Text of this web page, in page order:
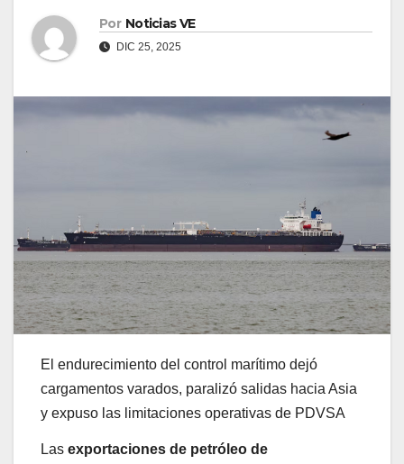
Por Noticias VE
DIC 25, 2025
El endurecimiento del control marítimo dejó
cargamentos varados, paralizó salidas hacia Asia
y expuso las limitaciones operativas de PDVSA
Las exportaciones de petróleo de